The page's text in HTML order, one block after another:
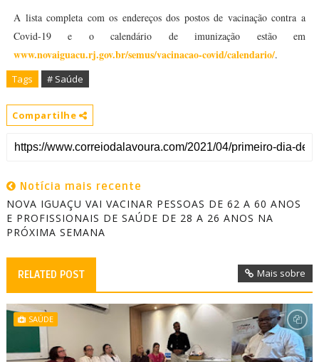
A lista completa com os endereços dos postos de vacinação contra a
Covid-19 e o calendário de imunização estão em
www.novaiguacu.rj.gov.br/semus/vacinacao-covid/calendario/.
Tags # Saúde
Compartilhe
Notícia mais recente
NOVA IGUAÇU VAI VACINAR PESSOAS DE 62 A 60 ANOS
E PROFISSIONAIS DE SAÚDE DE 28 A 26 ANOS NA
PRÓXIMA SEMANA
RELATED POST Mais sobre
SAÚDE